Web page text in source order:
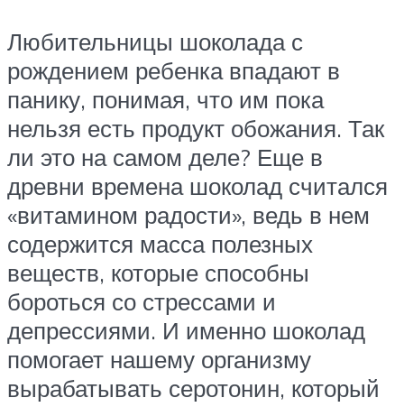
Любительницы шоколада с
рождением ребенка впадают в
панику, понимая, что им пока
нельзя есть продукт обожания. Так
ли это на самом деле? Еще в
древни времена шоколад считался
«витамином радости», ведь в нем
содержится масса полезных
веществ, которые способны
бороться со стрессами и
депрессиями. И именно шоколад
помогает нашему организму
вырабатывать серотонин, который